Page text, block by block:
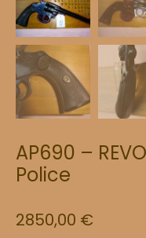
AP690 –
Police
2850,00 €